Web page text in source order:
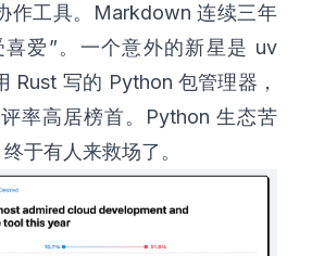
作工具。Markdown 连续三年
喜爱”。一个意外的新星是 uv
写的 Python 包管理器，
率高居榜首。Python 生态苦
于有人来救场了。